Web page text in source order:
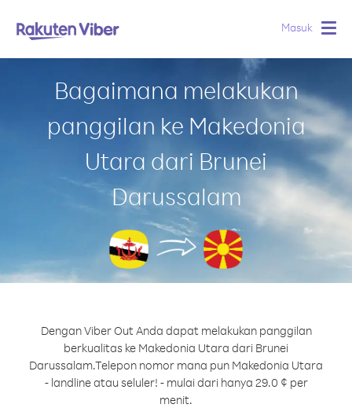
Masuk
Bagaimana melakukan
panggilan ke Makedonia
Utara dari Brunei
Darussalam
Dengan Viber Out Anda dapat melakukan panggilan
berkualitas ke Makedonia Utara dari Brunei
Darussalam.Telepon nomor mana pun Makedonia Utara
- landline atau seluler! - mulai dari hanya 29.0 ¢ per
menit.